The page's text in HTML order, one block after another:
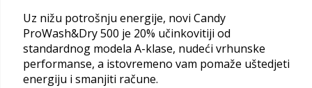
Uz nižu potrošnju energije, novi Candy
ProWash&Dry 500 je 20% učinkovitiji od
standardnog modela A-klase, nudeći vrhunske
performanse, a istovremeno vam pomaže uštedjeti
energiju i smanjiti račune.